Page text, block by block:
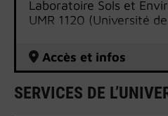
Laboratoire Sols et
UMR 1120 (Université
Accès et infos
SERVICES DE